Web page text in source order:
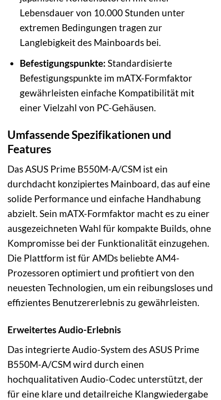
Lebensdauer von 10.000 Stunden unter
extremen Bedingungen tragen zur
Langlebigkeit des Mainboards bei.
Befestigungspunkte: Standardisierte
Befestigungspunkte im mATX-Formfaktor
gewährleisten einfache Kompatibilität mit
einer Vielzahl von PC-Gehäusen.
Umfassende Spezifikationen und
Features
Das ASUS Prime B550M-A/CSM ist ein
durchdacht konzipiertes Mainboard, das auf eine
solide Performance und einfache Handhabung
abzielt. Sein mATX-Formfaktor macht es zu einer
ausgezeichneten Wahl für kompakte Builds, ohne
Kompromisse bei der Funktionalität einzugehen.
Die Plattform ist für AMDs beliebte AM4-
Prozessoren optimiert und profitiert von den
neuesten Technologien, um ein reibungsloses und
effizientes Benutzererlebnis zu gewährleisten.
Erweitertes Audio-Erlebnis
Das integrierte Audio-System des ASUS Prime
B550M-A/CSM wird durch einen
hochqualitativen Audio-Codec unterstützt, der
für eine klare und detailreiche Klangwiedergabe